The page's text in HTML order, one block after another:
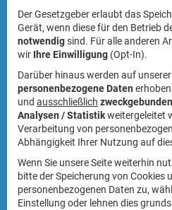
Die geplanten Aktionen der
als Benefiz-Dinner im Hofhotel
Prof. Dr. Reininghaus „die
in Deutschland und in Senden"
Coronasituation in diesem Jahr
News
Der Gesetzgeber erlaubt das
Gerät, wenn diese für den Betrieb
notwendigsind. Für alle anderen
wir Ihre Einwilligung (Opt-In).
Darüber hinaus werden auf
personenbezogene Daten
und ausschließlich zweckgebunden
Analysen / Statistikweitergeleitet
Verarbeitung von
Abhängigkeit Ihrer Nutzung auf
Wenn Sie unsere Seite weiterhin
bitte der Speicherung von Cookies
personenbezogenen Daten zu,
Einstellung oder lehnen dies